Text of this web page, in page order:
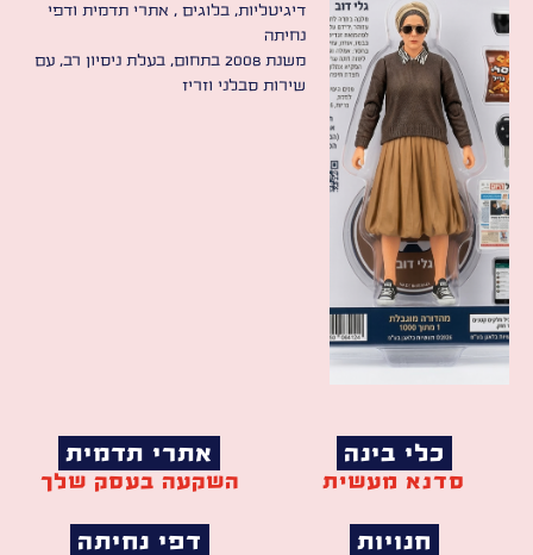
דיגיטליות, בלוגים , אתרי תדמית ודפי
נחיתה
משנת 2008 בתחום, בעלת ניסיון רב, עם
שירות סבלני וזריז
כלי בינה
סדנא מעשית
אתרי תדמית
השקעה בעסק שלך
חנויות דפי נחיתה